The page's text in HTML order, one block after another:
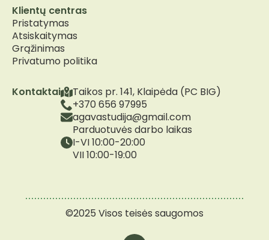
Kontaktai
Taikos pr. 141, Klaipėda (PC BIG)
+370 656 97995
agavastudija@gmail.com
Parduotuvės darbo laikas
I-VI 10:00-20:00
VII 10:00-19:00
Klientų centras
Pristatymas
Atsiskaitymas
Grąžinimas
Privatumo politika
©2025 Visos teisės saugomos